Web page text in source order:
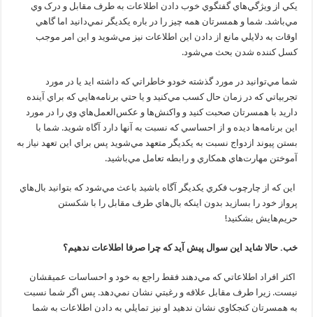
يکي از ويژگي‌هاي گفتگوي خوب دادن اطلاعات به طرف مقابل و درک وي
مي‌باشد. شما و همسرتان همه چيز را در باره يکديگر نمي‌دانيد اما گاهي
اوقات به دلايلي مانع از دادن اين اطلاعات نيز مي‌شويد و اين امر موجب
کسل کننده شدن بحث مي‌شود.
شما مي‌توانيد در مورد گذشته خودو خاطراتي که داشته ايد يا در مورد
تجربياتي که در زمان حال کسب مي‌کنيد و يا حتي برنامه‌هايي که براي آينده
داريد با همسرتان صحبت کنيد و واکنش‌ها و عکس‌العمل‌هاي وي را در مورد
اين برنامه‌ها ديده و از احساسي که نسبت به آنها دارد آگاه شويد. شما با
بستن پيوند ازدواج نسبت به يکديگر متعهد مي‌شويد پس براي اين تعهد نياز به
آموختن مهارت‌هاي همکاري و رابطه تعامل مي‌باشيد.
اين که از چارچوب فکري يکديگر آگاه باشيد باعث مي‌شود که بتوانيد بال‌هاي
پرواز خود را بسازيد بدون اينکه بال‌هاي طرف مقابل را با شکستن
حريم‌هايش بشکنيد!
خب. حالا شايد اين سوال پيش آيد که چرا صرفا اطلاعات ندهيم؟
اکثر افراد اطلاعاتي که مي‌دهند فقط راجع به خود و احساسات عميقشان
نيست. زيرا طرف مقابل علاقه و رغبتي نشان نمي‌دهد. پس اگر شما نسبت
به همسرتان کنجکاوي نشان ندهيد او نيز تمايلي به دادن اطلاعات به شما